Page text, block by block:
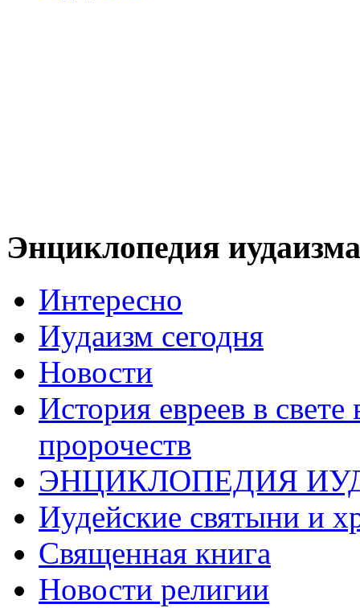
Энциклопедия иудаизма
Интересно
Иудаизм сегодня
Новости
История евреев в
пророчеств
ЭНЦИКЛОПЕДИЯ
Иудейские святыни и
Священная книга
Новости религии